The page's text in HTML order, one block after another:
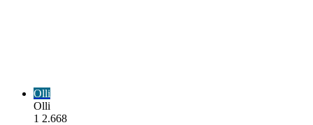
Olli
Olli
1 2.668